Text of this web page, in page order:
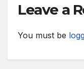
Leave a
You must be